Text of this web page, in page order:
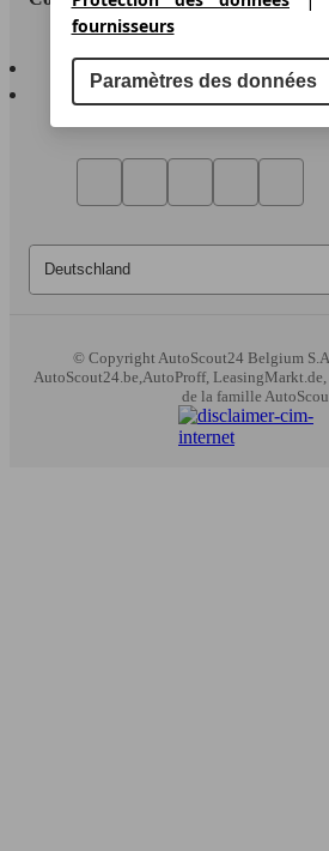
AutoScout24 pour iOS
AutoScout24 pour Android
© Copyright AutoScout24 Belgium
AutoScout24.be,AutoProff,
de la famille
fournisseurs
Paramètres des données